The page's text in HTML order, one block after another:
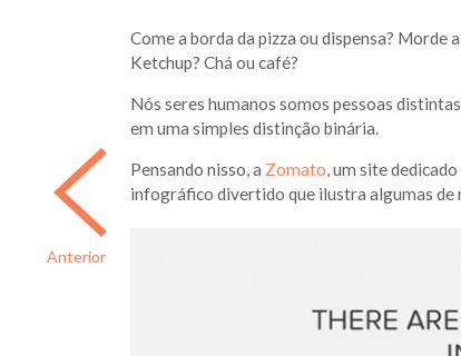
Anterior
Come a borda da pizza ou dispensa?
Ketchup? Chá ou café?
Nós seres humanos somos pessoas
em uma simples distinção binária.
Pensando nisso, a Zomato, um site
infográfico divertido que ilustra algumas de